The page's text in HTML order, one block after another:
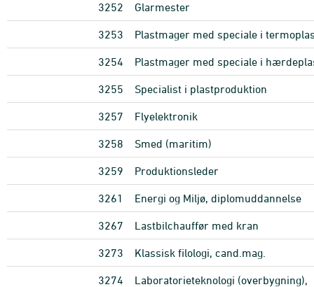
3252 Glarmester
3253 Plastmager med speciale i
3254 Plastmager med speciale i
3255 Specialist i plastproduktion
3257 Flyelektronik
3258 Smed (maritim)
3259 Produktionsleder
3261 Energi og Miljø, diplomuddannelse
3267 Lastbilchauffør med kran
3273 Klassisk filologi, cand.mag.
3274
Laboratorieteknologi (overbygning),